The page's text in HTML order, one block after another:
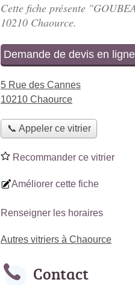
Cette fiche présente
10210 Chaource.
Demande de devis en ligne
5 Rue des Cannes
10210 Chaource
📞 Appeler ce vitrier
Recommander ce vitrier
Améliorer cette fiche
Renseigner les horaires
Autres vitriers à Chaource
Contact